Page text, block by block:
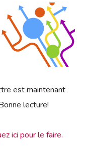
est maintenant
lecture!
ici pour le faire.